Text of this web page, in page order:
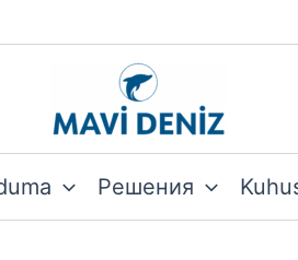
Решения